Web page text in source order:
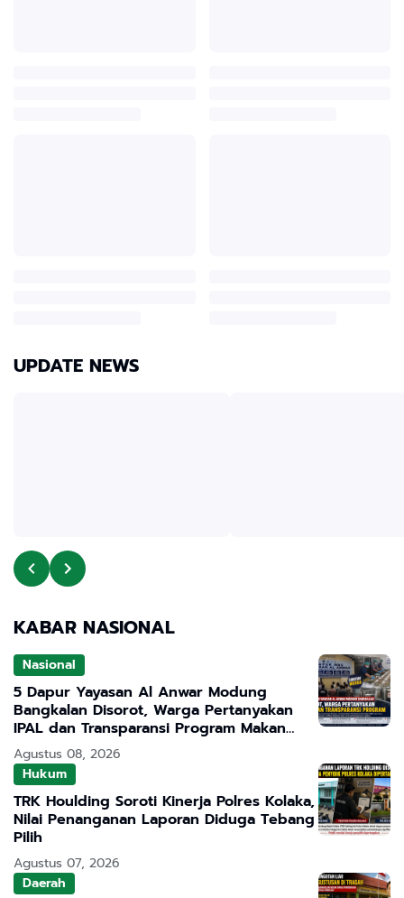
UPDATE NEWS
KABAR NASIONAL
Nasional
5 Dapur Yayasan Al Anwar Modung
Bangkalan Disorot, Warga Pertanyakan
IPAL dan Transparansi Program Makan
Bergizi Gratis
Agustus 08, 2026
Hukum
TRK Houlding Soroti Kinerja Polres Kolaka,
Nilai Penanganan Laporan Diduga Tebang
Pilih
Agustus 07, 2026
Daerah